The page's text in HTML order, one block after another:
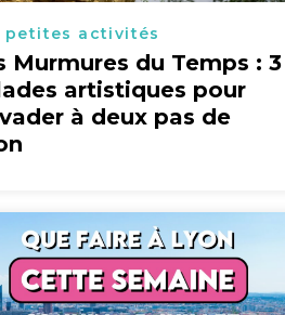
petites activités
Murmures du Temps : 3
artistiques pour
à deux pas de